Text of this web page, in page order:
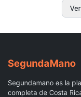
SegundaMano
Segundamano es la
completa de Costa